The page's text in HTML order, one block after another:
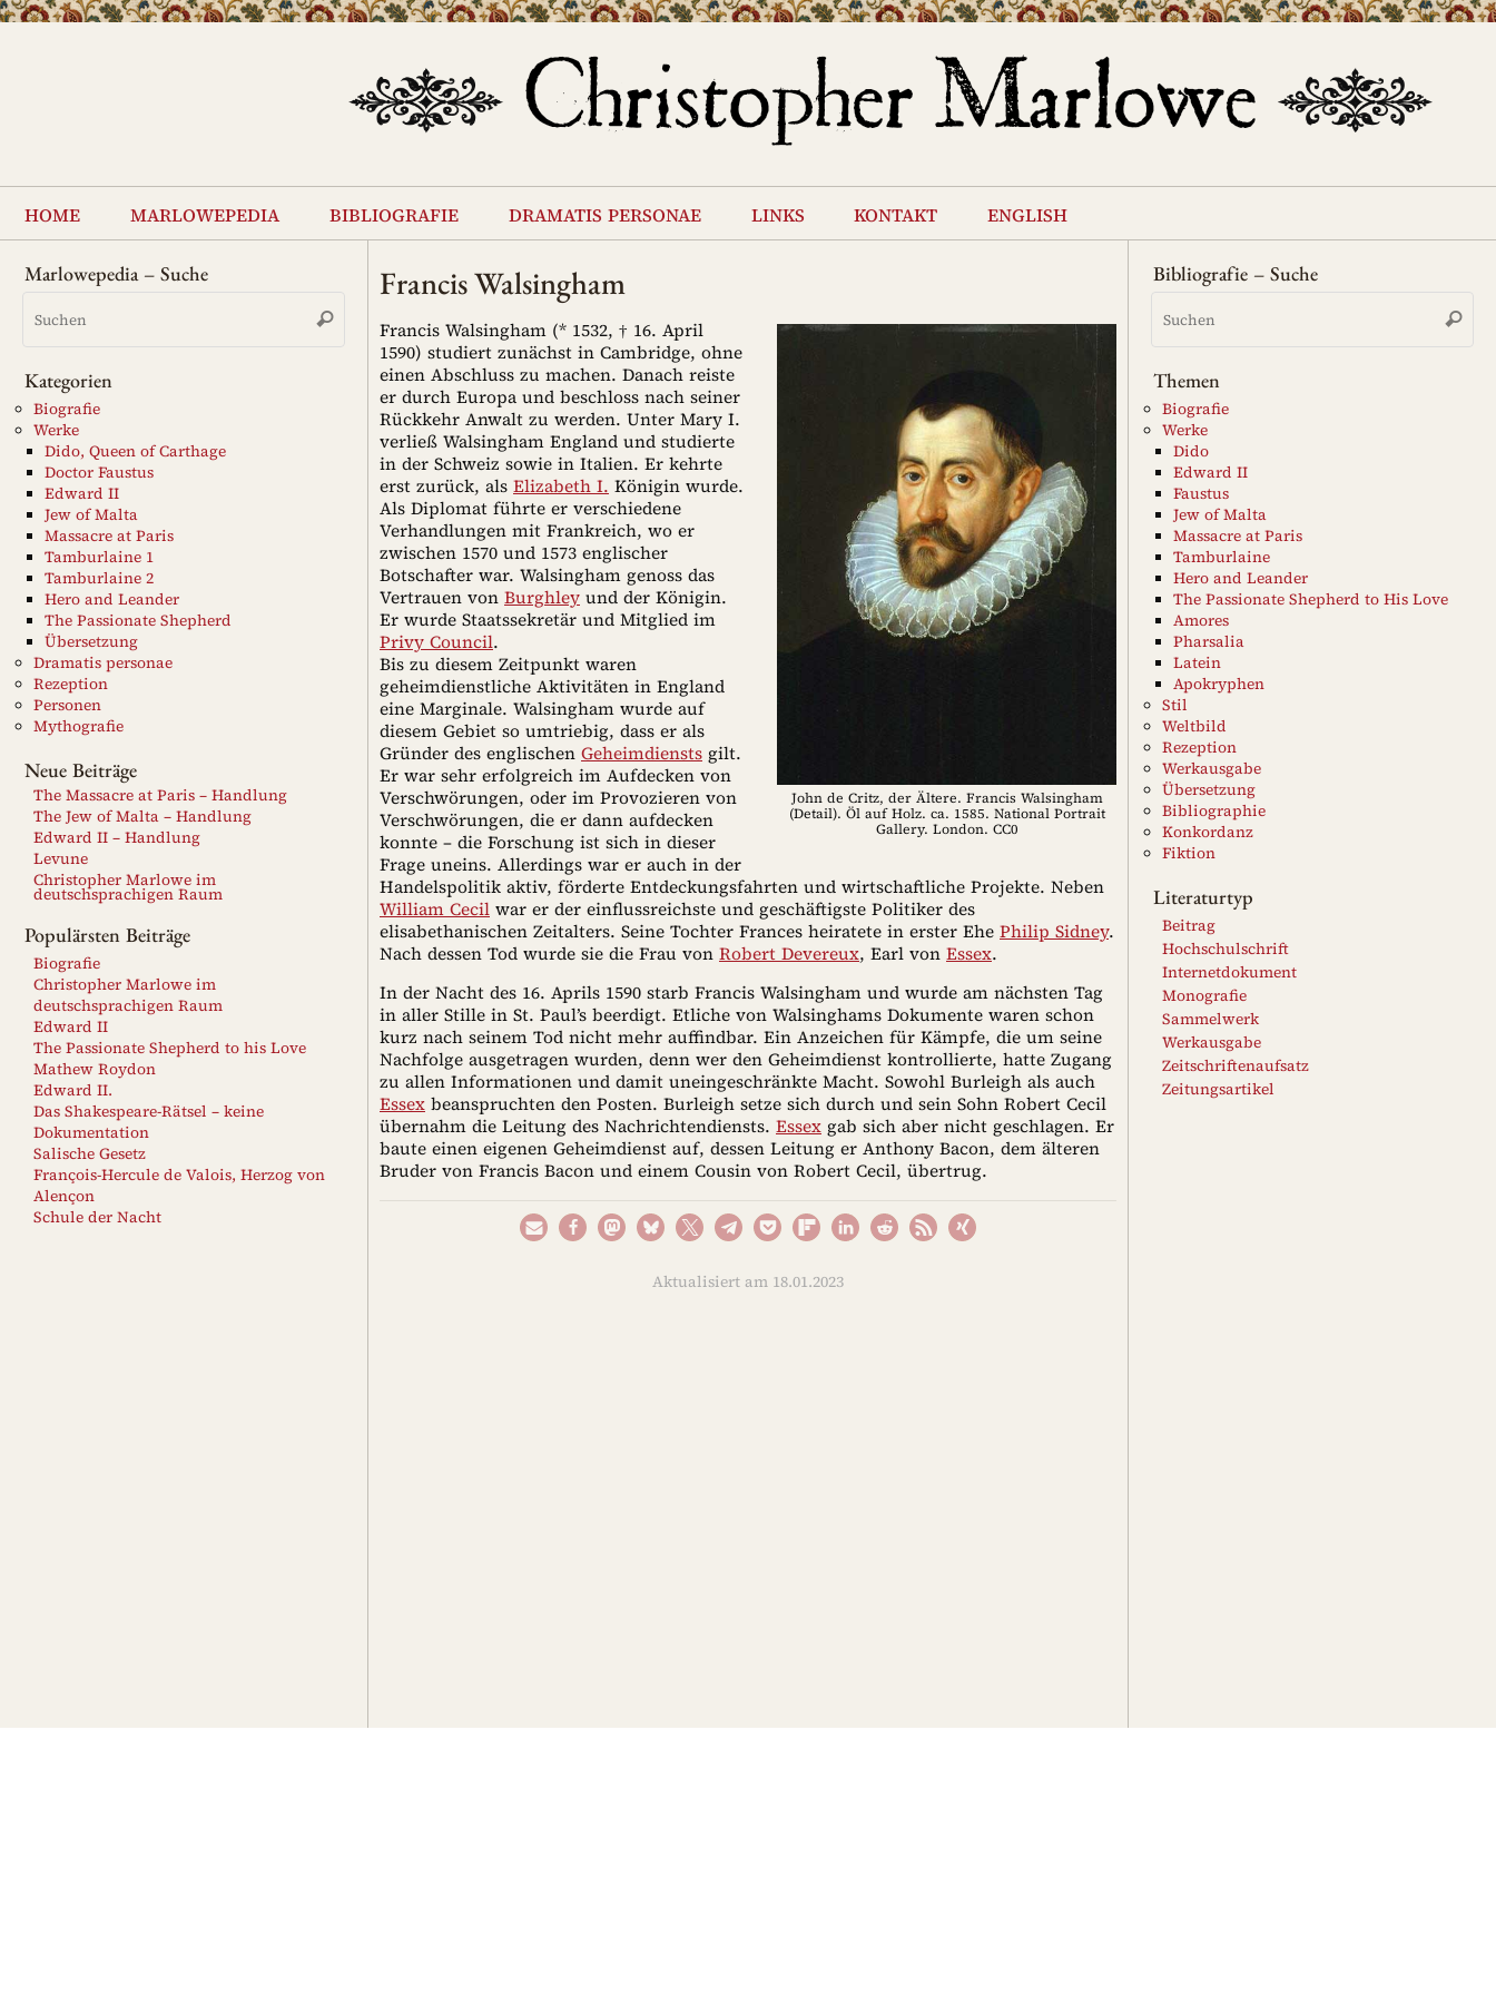
Zum
Inhalt
springen
home marlowepedia bibliografie dramatis personae links kontakt english
Francis Walsingham
John de Critz, der Ältere. Francis Walsingham
(Detail). Öl auf Holz. ca. 1585. National Portrait
Gallery. London. CC0
Francis Walsingham (* 1532, † 16. April
1590) studiert zunächst in Cambridge, ohne
einen Abschluss zu machen. Danach reiste
er durch Europa und beschloss nach seiner
Rückkehr Anwalt zu werden. Unter Mary I.
verließ Walsingham England und studierte
in der Schweiz sowie in Italien. Er kehrte
erst zurück, als Elizabeth I. Königin wurde.
Als Diplomat führte er verschiedene
Verhandlungen mit Frankreich, wo er
zwischen 1570 und 1573 englischer
Botschafter war. Walsingham genoss das
Vertrauen von Burghley und der Königin.
Er wurde Staatssekretär und Mitglied im
Privy Council.
Bis zu diesem Zeitpunkt waren
geheimdienstliche Aktivitäten in England
eine Marginale. Walsingham wurde auf
diesem Gebiet so umtriebig, dass er als
Gründer des englischen Geheimdiensts gilt.
Er war sehr erfolgreich im Aufdecken von
Verschwörungen, oder im Provozieren von
Verschwörungen, die er dann aufdecken
konnte – die Forschung ist sich in dieser
Frage uneins. Allerdings war er auch in der
Handelspolitik aktiv, förderte Entdeckungsfahrten und wirtschaftliche Projekte. Neben
William Cecil war er der einflussreichste und geschäftigste Politiker des
elisabethanischen Zeitalters. Seine Tochter Frances heiratete in erster Ehe Philip Sidney.
Nach dessen Tod wurde sie die Frau von Robert Devereux, Earl von Essex.
In der Nacht des 16. Aprils 1590 starb Francis Walsingham und wurde am nächsten Tag
in aller Stille in St. Paul’s beerdigt. Etliche von Walsinghams Dokumente waren schon
kurz nach seinem Tod nicht mehr auffindbar. Ein Anzeichen für Kämpfe, die um seine
Nachfolge ausgetragen wurden, denn wer den Geheimdienst kontrollierte, hatte Zugang
zu allen Informationen und damit uneingeschränkte Macht. Sowohl Burleigh als auch
Essex beanspruchten den Posten. Burleigh setze sich durch und sein Sohn Robert Cecil
übernahm die Leitung des Nachrichtendiensts. Essex gab sich aber nicht geschlagen. Er
baute einen eigenen Geheimdienst auf, dessen Leitung er Anthony Bacon, dem älteren
Bruder von Francis Bacon und einem Cousin von Robert Cecil, übertrug.
Aktualisiert am 18.01.2023
Marlowepedia – Suche
Suchen
nach:
Suchen
Kategorien
Biografie
Werke
Dido, Queen of Carthage
Doctor Faustus
Edward II
Jew of Malta
Massacre at Paris
Tamburlaine 1
Tamburlaine 2
Hero and Leander
The Passionate Shepherd
Übersetzung
Dramatis personae
Rezeption
Personen
Mythografie
Neue Beiträge
The Massacre at Paris – Handlung
The Jew of Malta – Handlung
Edward II – Handlung
Levune
Christopher Marlowe im
deutschsprachigen Raum
Populärsten Beiträge
Biografie
Christopher Marlowe im
deutschsprachigen Raum
Edward II
The Passionate Shepherd to his Love
Mathew Roydon
Edward II.
Das Shakespeare-Rätsel – keine
Dokumentation
Salische Gesetz
François-Hercule de Valois, Herzog von
Alençon
Schule der Nacht
Bibliografie – Suche
Themen
Biografie
Werke
Dido
Edward II
Faustus
Jew of Malta
Massacre at Paris
Tamburlaine
Hero and Leander
The Passionate Shepherd to His Love
Amores
Pharsalia
Latein
Apokryphen
Stil
Weltbild
Rezeption
Werkausgabe
Übersetzung
Bibliographie
Konkordanz
Fiktion
Literaturtyp
Beitrag
Hochschulschrift
Internetdokument
Monografie
Sammelwerk
Werkausgabe
Zeitschriftenaufsatz
Zeitungsartikel